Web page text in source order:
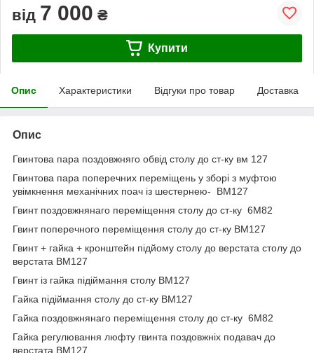
від 7 000 ₴
Купити
Опис Характеристики Відгуки про товар Доставка
Опис
Гвинтова пара поздовжняго обвід столу до ст-ку вм 127
Гвинтова пара поперечних переміщень у зборі з муфтою
увімкнення механічних поач із шестернею- ВМ127
Гвинт поздовжнянаго переміщення столу до ст-ку 6М82
Гвинт поперечного переміщення столу до ст-ку ВМ127
Гвинт + гайка + кронштейн підйому столу до верстата столу до
верстата ВМ127
Гвинт із гайка підіймання столу ВМ127
Гайка підіймання столу до ст-ку ВМ127
Гайка поздовжнянаго переміщення столу до ст-ку 6М82
Гайка регулювання люфту гвинта поздовжніх подавач до
верстата ВМ127